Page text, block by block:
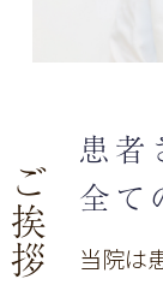
患者
全て
当院は
ご
挨
拶